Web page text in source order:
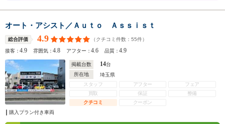
オート・アシスト／Ａｕｔｏ Ａｓｓｉｓｔ
総合評価 4.9 （クチコミ件数： 55件）
接客：4.9 雰囲気：4.8 アフター：4.6 品質：4.9
掲載台数 14台
所在地
埼玉県
スタッフ
アフター
フェア
買取
保証
整備
クチコミ
クーポン
購入プラン付き車両